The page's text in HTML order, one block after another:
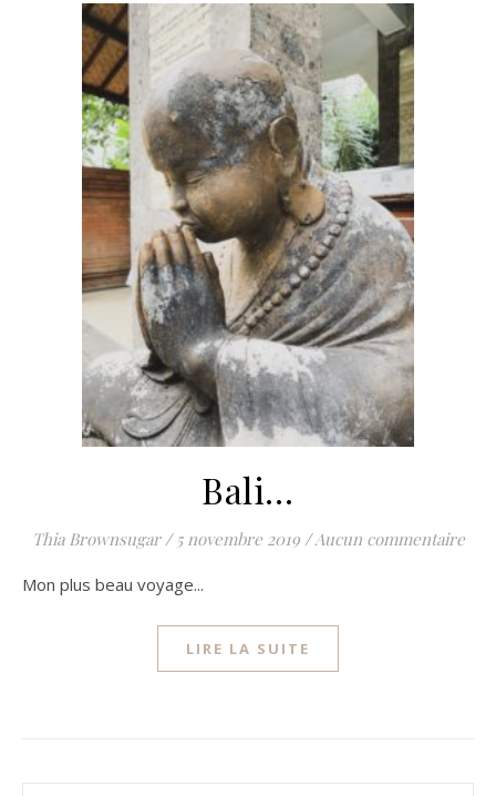
Bali…
Thia Brownsugar / 5 novembre 2019 /Aucun commentaire
Mon plus beau voyage...
LIRE LA SUITE